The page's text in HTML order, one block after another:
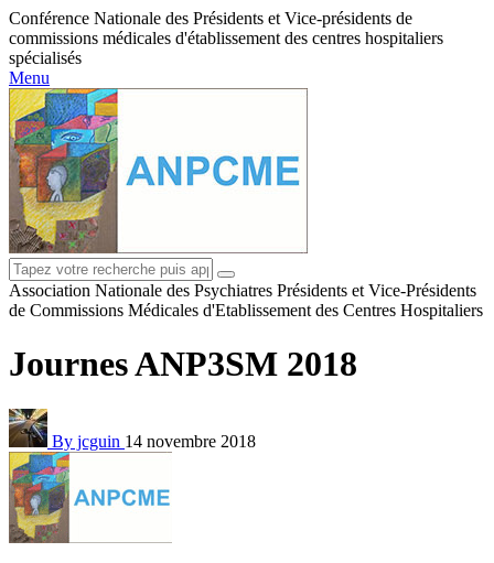
Conférence Nationale des Présidents et Vice-présidents de
commissions médicales d'établissement des centres hospitaliers
spécialisés
Menu
Association Nationale des Psychiatres Présidents et Vice-Présidents
de Commissions Médicales d'Etablissement des Centres Hospitaliers
Journes ANP3SM 2018
By jcguin 14 novembre 2018